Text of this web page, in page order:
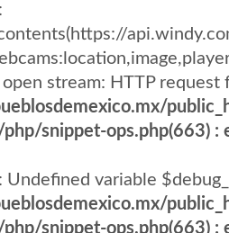
:
open stream: HTTP
snippet-ops.php(663) :
: Undefined variable
snippet-ops.php(663) :